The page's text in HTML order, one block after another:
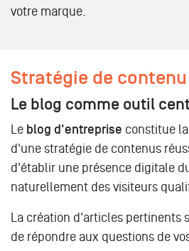
votre marque.
Stratégie de
Le blog comme outil
Le blog d'entreprise constitue
d'une stratégie de contenus
d'établir une présence digitale
naturellement des visiteurs
La création d'articles pertinents
de répondre aux questions de